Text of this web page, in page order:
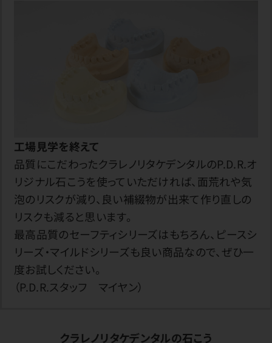
工場見学を終えて
品質にこだわったクラレノリタケデンタルのP.D.R.オ
リジナル石こうを使っていただければ、面荒れや気
泡のリスクが減り、良い補綴物が出来て作り直しの
リスクも減ると思います。
最高品質のセーフティシリーズはもちろん、ピースシ
リーズ・マイルドシリーズも良い商品なので、ぜひ一
度お試しください。
（P.D.R.スタッフ マイヤン）
クラレノリタケデンタルの石こう